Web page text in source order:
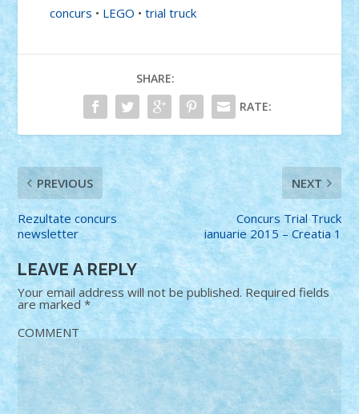
concurs • LEGO •trial truck
SHARE:
RATE:
PREVIOUS
Rezultate concurs
newsletter
NEXT
Concurs Trial Truck
ianuarie 2015 – Creatia 1
LEAVE A REPLY
Your email address will not be published. Required fields
are marked*
COMMENT